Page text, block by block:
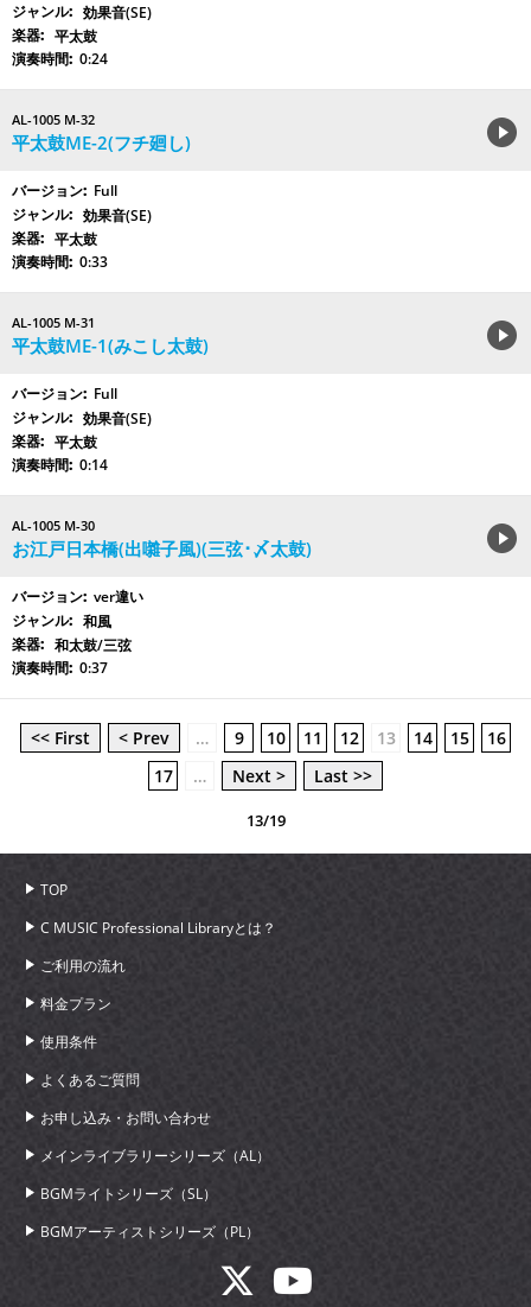
効果音(SE)
平太鼓
0:24
AL-1005 M-32
平太鼓ME-2(フチ廻し)
Full
効果音(SE)
平太鼓
0:33
AL-1005 M-31
平太鼓ME-1(みこし太鼓)
Full
効果音(SE)
平太鼓
0:14
AL-1005 M-30
お江戸日本橋(出囃子風)(三弦･〆太鼓)
ver違い
和風
和太鼓/三弦
0:37
<< First < Prev … 9 10 11 12 13 14 15
16
17
… Next > Last >>
13/19
TOP
C MUSIC Professional Libraryとは？
ご利用の流れ
料金プラン
使用条件
よくあるご質問
お申し込み・お問い合わせ
メインライブラリーシリーズ（AL）
BGMライトシリーズ（SL）
BGMアーティストシリーズ（PL）